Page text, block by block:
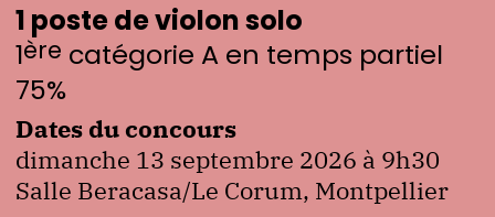
1 poste de violon solo
1ère catégorie A en temps partiel
75%
Dates du concours
dimanche 13 septembre 2026 à 9h30
Salle Beracasa/Le Corum, Montpellier